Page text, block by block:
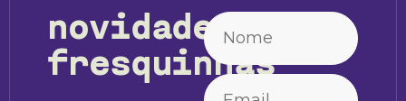
novidades
fresquinhas